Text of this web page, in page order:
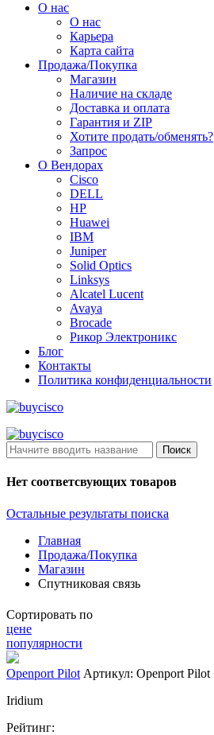
О нас
О нас
Карьера
Карта сайта
Продажа/Покупка
Магазин
Наличие на складе
Доставка и оплата
Гарантия и ZIP
Хотите продать/обменять?
Запрос
О Вендорах
Cisco
DELL
HP
Huawei
IBM
Juniper
Solid Optics
Linksys
Alcatel Lucent
Avaya
Brocade
Рикор Электроникс
Блог
Контакты
Политика конфиденциальности
Поиск
Нет соответсвующих товаров
Остальные результаты поиска
Главная
Продажа/Покупка
Магазин
Спутниковая связь
Сортировать по
цене
популярности
Openport Pilot Артикул: Openport Pilot
Iridium
Рейтинг: